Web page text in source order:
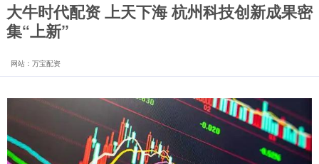
大牛时代配资 上天下海 杭州科技创新成果密
集“上新”
网站：万宝配资